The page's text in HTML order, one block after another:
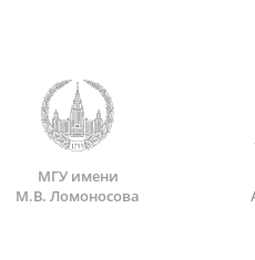
МГУ имени
М.В. Ломоносова